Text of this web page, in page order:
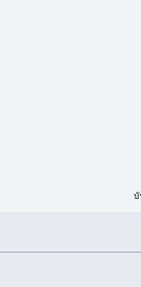
บั